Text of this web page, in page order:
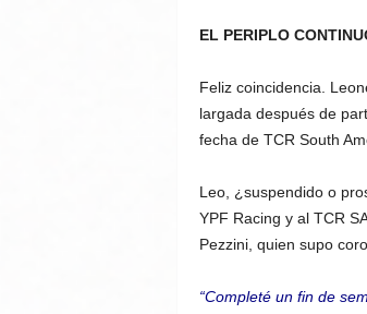
EL PERIPLO
Feliz coincidencia.
largada después de
fecha de TCR South
Leo, ¿suspendido o
YPF Racing y al TCR
Pezzini, quien supo
“Completé un fin de